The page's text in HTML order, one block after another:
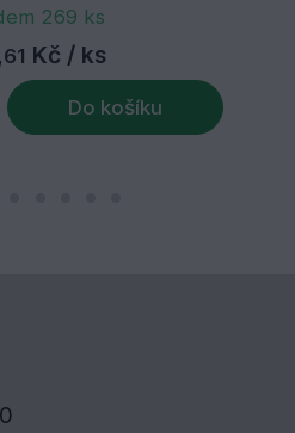
269 ks
61 Kč / ks
Do košíku